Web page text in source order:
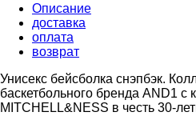
Описание
доставка
оплата
возврат
Унисекс бейсболка снэпбэк.
баскетбольного бренда AND1 с
MITCHELL&NESS в честь 30-